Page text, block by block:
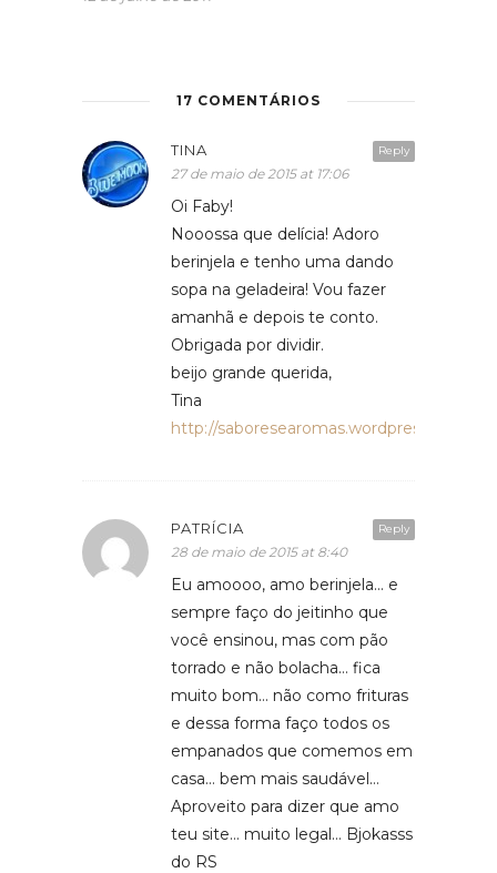
17 COMENTÁRIOS
Reply
TINA
27 de maio de 2015 at 17:06
Oi Faby!
Nooossa que delícia! Adoro
berinjela e tenho uma dando
sopa na geladeira! Vou fazer
amanhã e depois te conto.
Obrigada por dividir.
beijo grande querida,
Tina
http://saboresearomas.wordpress.com
Reply
PATRÍCIA
28 de maio de 2015 at 8:40
Eu amoooo, amo berinjela… e
sempre faço do jeitinho que
você ensinou, mas com pão
torrado e não bolacha… fica
muito bom… não como frituras
e dessa forma faço todos os
empanados que comemos em
casa… bem mais saudável…
Aproveito para dizer que amo
teu site… muito legal… Bjokasss
do RS